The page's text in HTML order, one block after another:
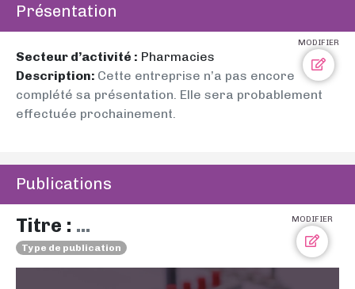
Présentation
MODIFIER
Secteur d’activité : Pharmacies
Description: Cette entreprise n’a pas encore
complété sa présentation. Elle sera probablement
effectuée prochainement.
Publications
MODIFIER
Titre : ...
Type de publication